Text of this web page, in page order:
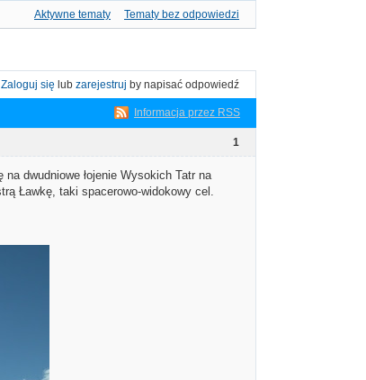
Aktywne tematy Tematy bez odpowiedzi
Zaloguj się lub zarejestruj by napisać odpowiedź
Informacja przez RSS
1
na dwudniowe łojenie Wysokich Tatr na
Ławkę, taki spacerowo-widokowy cel.